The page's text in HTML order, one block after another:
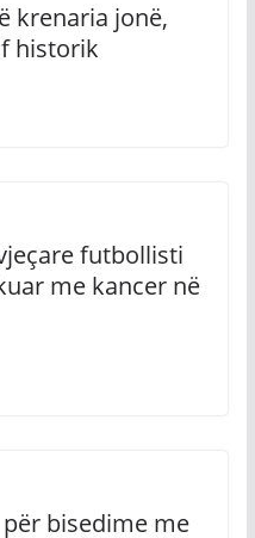
krenaria jonë,
historik
futbollisti
me kancer në
bisedime me